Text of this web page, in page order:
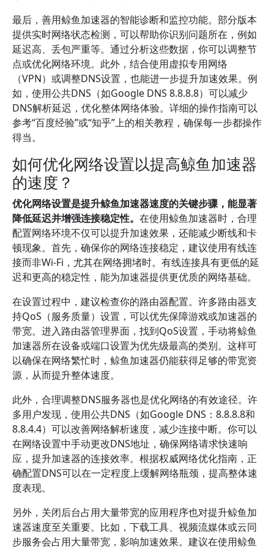
最后，善用鲸鱼加速器的智能诊断和监控功能。部分版本
提供实时网络状态检测，可以帮助你识别问题所在，例如
延迟高、丢包严重等。通过分析这些数据，你可以调整节
点或优化网络环境。此外，结合使用虚拟专用网络
（VPN）或调整DNS设置，也能进一步提升加速效果。例
如，使用公共DNS（如Google DNS 8.8.8.8）可以减少
DNS解析延迟，优化整体网络体验。详细的操作指南可以
参考“百度经验”或“知乎”上的相关教程，确保每一步都操作
得当。
如何优化网络设置以提高鲸鱼加速器
的速度？
优化网络设置是提升鲸鱼加速器速度的关键步骤，能显著
降低延迟并增强连接稳定性。 在使用鲸鱼加速器时，合理
配置网络环境不仅可以提升加速效果，还能减少断线和卡
顿现象。首先，确保你的网络连接稳定，建议使用有线连
接而非Wi-Fi，尤其在网络拥堵时。有线连接具有更低的延
迟和更高的稳定性，能为加速器提供更优质的网络基础。
在设置过程中，建议检查你的路由器配置。许多路由器支
持QoS（服务质量）设置，可以优先保障游戏或加速器的
带宽。进入路由器管理界面，找到QoS设置，手动将鲸鱼
加速器所在设备或端口设置为优先级最高的类别。这样可
以确保在网络繁忙时，鲸鱼加速器仍能获得足够的带宽资
源，从而提升整体速度。
此外，合理调整DNS服务器也是优化网络的有效途径。许
多用户发现，使用公共DNS（如Google DNS：8.8.8.8和
8.8.4.4）可以改善网络解析速度，减少连接中断。你可以
在网络设置中手动更改DNS地址，确保网络请求快速响
应，提升加速器的连接效率。根据权威网络优化指南，正
确配置DNS可以在一定程度上缓解网络瓶颈，提高整体速
度表现。
另外，关闭后台占用大量带宽的应用程序也对提升鲸鱼加
速器速度至关重要。比如，下载工具、视频流媒体或云同
步服务会占用大量带宽，影响加速效果。建议在使用鲸鱼